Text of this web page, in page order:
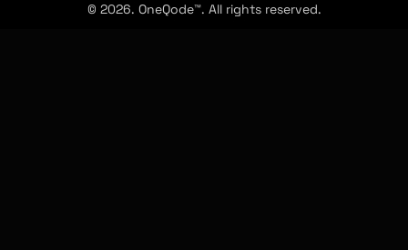
© 2026. OneQode™. All rights reserved.